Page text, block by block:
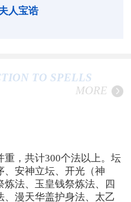
人宝诰
TO SPELLS
MORE
，共计300个法以上。坛
、安神立坛、开光（神
法、玉皇钱祭炼法、四
、漫天华盖护身法、太乙